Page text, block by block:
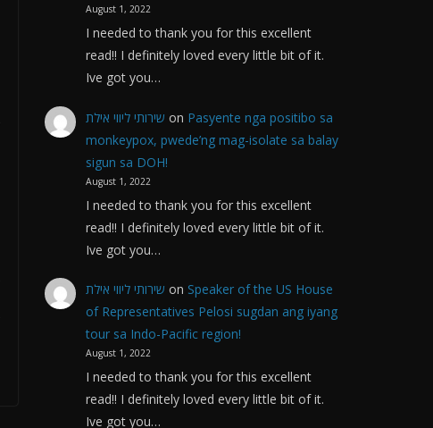
August 1, 2022
I needed to thank you for this excellent
read!! I definitely loved every little bit of it.
Ive got you…
שירותי ליווי אילת on Pasyente nga positibo sa
monkeypox, pwede’ng mag-isolate sa balay
sigun sa DOH!
August 1, 2022
I needed to thank you for this excellent
read!! I definitely loved every little bit of it.
Ive got you…
שירותי ליווי אילת on Speaker of the US House
of Representatives Pelosi sugdan ang iyang
tour sa Indo-Pacific region!
August 1, 2022
I needed to thank you for this excellent
read!! I definitely loved every little bit of it.
Ive got you…